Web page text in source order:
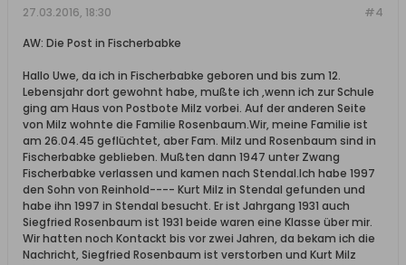
#4
27.03.2016, 18:30
AW: Die Post in Fischerbabke
Hallo Uwe, da ich in Fischerbabke geboren und bis zum 12.
Lebensjahr dort gewohnt habe, mußte ich ,wenn ich zur Schule
ging am Haus von Postbote Milz vorbei. Auf der anderen Seite
von Milz wohnte die Familie Rosenbaum.Wir, meine Familie ist
am 26.04.45 geflüchtet, aber Fam. Milz und Rosenbaum sind in
Fischerbabke geblieben. Mußten dann 1947 unter Zwang
Fischerbabke verlassen und kamen nach Stendal.Ich habe 1997
den Sohn von Reinhold---- Kurt Milz in Stendal gefunden und
habe ihn 1997 in Stendal besucht. Er ist Jahrgang 1931 auch
Siegfried Rosenbaum ist 1931 beide waren eine Klasse über mir.
Wir hatten noch Kontackt bis vor zwei Jahren, da bekam ich die
Nachricht, Siegfried Rosenbaum ist verstorben und Kurt Milz